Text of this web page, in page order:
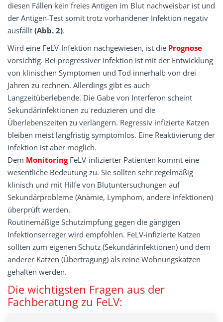
diesen Fällen kein freies Antigen im Blut nachweisbar ist und
der Antigen-Test somit trotz vorhandener Infektion negativ
ausfällt (Abb. 2).
Wird eine FeLV-Infektion nachgewiesen, ist die Prognose
vorsichtig. Bei progressiver Infektion ist mit der Entwicklung
von klinischen Symptomen und Tod innerhalb von drei
Jahren zu rechnen. Allerdings gibt es auch
Langzeitüberlebende. Die Gabe von Interferon scheint
Sekundärinfektionen zu reduzieren und die
Überlebenszeiten zu verlängern. Regressiv infizierte Katzen
bleiben meist langfristig symptomlos. Eine Reaktivierung der
Infektion ist aber möglich.
Dem MonitoringFeLV-infizierter Patienten kommt eine
wesentliche Bedeutung zu. Sie sollten sehr regelmäßig
klinisch und mit Hilfe von Blutunter­suchungen auf
Sekundärprobleme (Anämie, Lymphom, andere Infektionen)
überprüft werden.
Routinemäßige Schutzimpfung gegen die gängigen
Infektionserreger wird empfohlen. FeLV-infizierte Katzen
sollten zum eigenen Schutz (Sekundärinfektionen) und dem
anderer Katzen (Übertragung) als reine Wohnungskatzen
gehalten werden.
Die wichtigsten Fragen aus der
Fachberatung zu FeLV: